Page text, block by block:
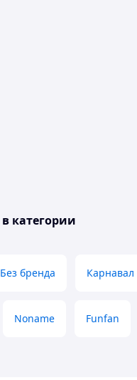
в категории
Без бренда
Noname Funfan